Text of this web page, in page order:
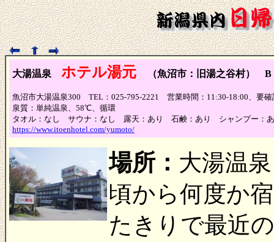
大湯温泉 ホテル湯元 （魚沼市：旧湯之谷村） B
魚沼市大湯温泉300 TEL：025-795-2221 営業時間：11:30-18:00、要
泉質：単純温泉、58℃、循環
タオル：なし サウナ：なし 露天：あり 石鹸：あり シャンプー：
https://www.itoenhotel.com/yumoto/
場所： 大湯温
頃から何度か
たきりで最近